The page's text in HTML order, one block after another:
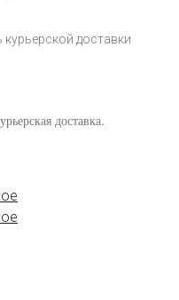
доставки
доставка.